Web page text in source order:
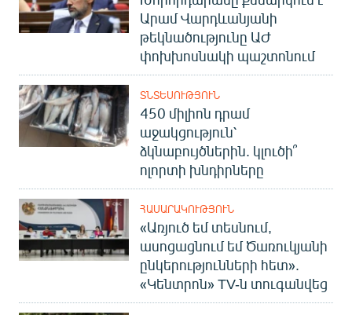
Արամ Վարդևանյանի
թեկնածությունը ԱԺ
փոխխոսնակի պաշտոնում
ՏՆՏԵՍՈՒԹՅՈՒՆ
450 միլիոն դրամ
աջակցություն՝
ձկնաբույծներին. կլուծի՞
ոլորտի խնդիրները
ՀԱՍԱՐԱԿՈՒԹՅՈՒՆ
«Առյուծ եմ տեսնում,
ասոցացնում եմ Ծառուկյանի
ընկերությունների հետ».
«Կենտրոն» TV-ն տուգանվեց